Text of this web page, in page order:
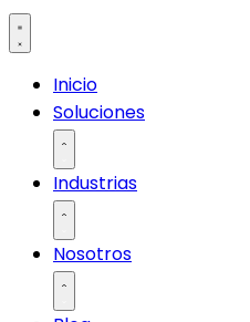
Inicio
Soluciones
Industrias
Nosotros